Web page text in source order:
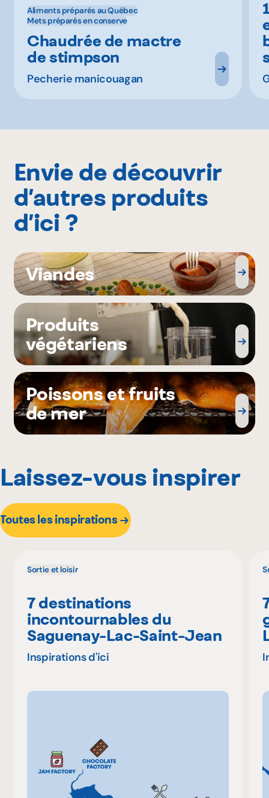
Aliments préparés au Québec
Mets préparés en conserve
Chaudrée de mactre
de stimpson
Pecherie manicouagan
Envie de découvrir
d’autres produits
d’ici ?
Viandes
Produits
végétariens
Poissons et fruits
de mer
Laissez-vous inspirer
Toutes les inspirations
Sortie et loisir
7 destinations
incontournables du
Saguenay-Lac-Saint-Jean
Inspirations d'ici